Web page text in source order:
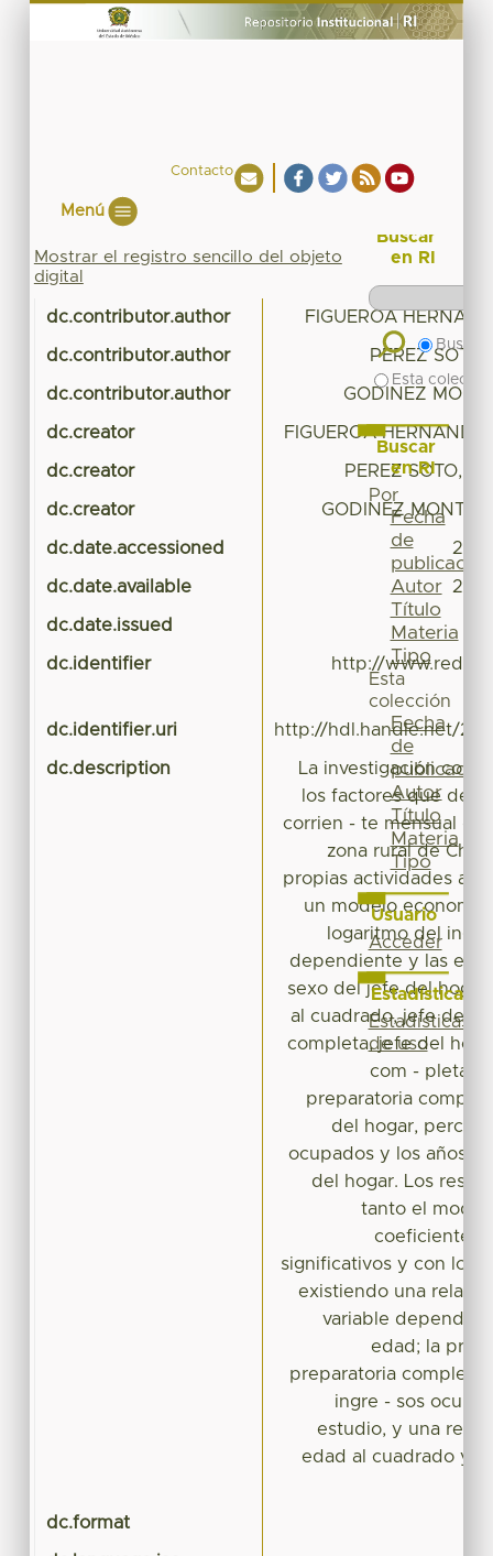
Contacto
Menú
Mostrar el registro sencillo del objeto
digital
dc.contributor.author FIGUEROA
dc.contributor.author PEREZ
dc.contributor.author GODINEZ
dc.creator FIGUEROA
dc.creator PEREZ SOTO,
dc.creator GODINEZ
dc.date.accessioned
dc.date.available
dc.date.issued
dc.identifier
http://
dc.identifier.uri http://hdl.handle.net/
dc.description
La investigación
los factores que
corrien - te mensual de
zona rural de
propias actividades
un modelo
logaritmo del
dependiente y las
sexo del jefe del
al cuadrado, jefe del
completa, jefe del
com - pleta,
preparatoria
del hogar,
ocupados y los años
del hogar. Los
tanto el
coeficientes
significativos y con los
existiendo una
variable
edad; la
preparatoria
ingre - sos
estudio, y una
edad al cuadrado y
dc.format
Buscar
en RI
Buscar
Esta
Buscar
en RI
Por
Fecha
de
publicación
Autor
Título
Materia
Tipo
Esta
colección
Fecha
de
publicación
Autor
Título
Materia
Tipo
Usuario
Acceder
Estadísticas
Estadísticas
de uso